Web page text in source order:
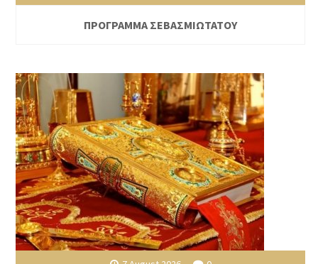
ΠΡΟΓΡΑΜΜΑ ΣΕΒΑΣΜΙΩΤΑΤΟΥ